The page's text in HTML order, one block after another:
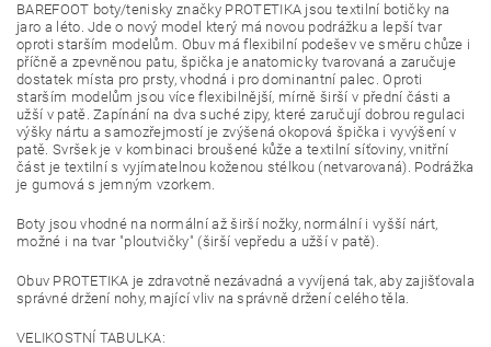
BAREFOOT boty/tenisky značky PROTETIKA jsou textilní botičky na
jaro a léto. Jde o nový model který má novou podrážku a lepší tvar
oproti starším modelům. Obuv má flexibilní podešev ve směru chůze i
příčně a zpevněnou patu, špička je anatomicky tvarovaná a zaručuje
dostatek místa pro prsty, vhodná i pro dominantní palec. Oproti
starším modelům jsou více flexibilnější, mírně širší v přední části a
užší v patě. Zapínání na dva suché zipy, které zaručují dobrou regulaci
výšky nártu a samozřejmostí je zvýšená okopová špička i vyvýšení v
patě. Svršek je v kombinaci broušené kůže a textilní síťoviny, vnitřní
část je textilní s vyjímatelnou koženou stélkou (netvarovaná). Podrážka
je gumová s jemným vzorkem.
Boty jsou vhodné na normální až širší nožky, normální i vyšší nárt,
možné i na tvar "ploutvičky" (širší vepředu a užší v patě).
Obuv PROTETIKA je zdravotně nezávadná a vyvíjená tak, aby zajišťovala
správné držení nohy, mající vliv na správně držení celého těla.
VELIKOSTNÍ TABULKA: